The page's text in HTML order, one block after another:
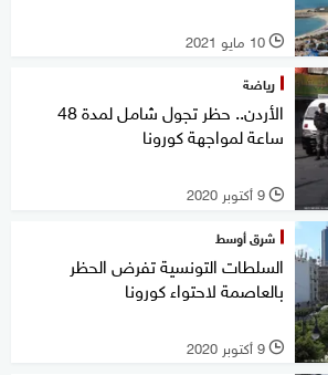
l 10 مايو 2021
رياضة
الأردن.. حظر تجول شامل لمدة 48
ساعة لمواجهة كورونا
l 9 أكتوبر 2020
شرق أوسط
السلطات التونسية تفرض الحظر
بالعاصمة لاحتواء كورونا
l 9 أكتوبر 2020